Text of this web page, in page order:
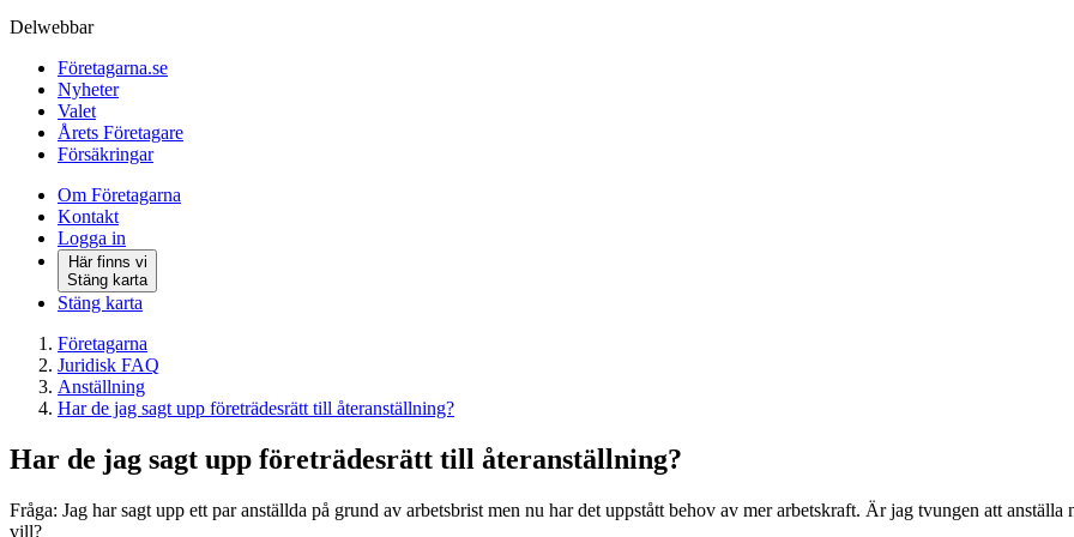
Delwebbar
Företagarna.se
Nyheter
Valet
Årets Företagare
Försäkringar
Om Företagarna
Kontakt
Logga in
Här finns vi
Stäng karta
Stäng karta
Företagarna
Juridisk FAQ
Anställning
Har de jag sagt upp företrädesrätt till återanställning?
Har de jag sagt upp företrädesrätt till återanställning?
Fråga: Jag har sagt upp ett par anställda på grund av arbetsbrist men nu har det uppstått behov av mer arbetskraft. Är jag tvungen att
vill?